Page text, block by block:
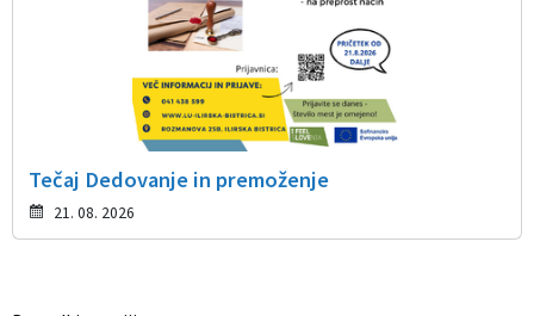
Tečaj Dedovanje in premoženje
21. 08. 2026